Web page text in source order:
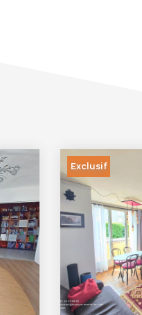
Exclusif